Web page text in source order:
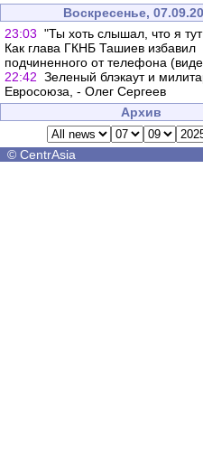
Воскресенье,
23:03 "Ты хоть слышал, что я
Как глава ГКНБ Ташиев избавил
подчиненного от телефона
22:42 Зеленый блэкаут и
Евросоюза, - Олег Сергеев
Архив
© CentrAsia